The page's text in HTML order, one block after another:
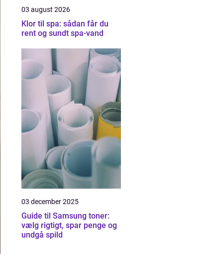
03 august 2026
Klor til spa: sådan får du
rent og sundt spa-vand
03 december 2025
Guide til Samsung toner:
vælg rigtigt, spar penge og
undgå spild